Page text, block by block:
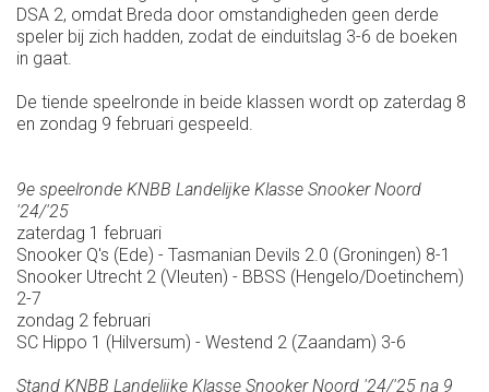
DSA 2, omdat Breda door omstandigheden geen derde
speler bij zich hadden, zodat de einduitslag 3-6 de boeken
in gaat.
De tiende speelronde in beide klassen wordt op zaterdag 8
en zondag 9 februari gespeeld.
9e speelronde KNBB Landelijke Klasse Snooker Noord
'24/'25
zaterdag 1 februari
Snooker Q's (Ede) - Tasmanian Devils 2.0 (Groningen) 8-1
Snooker Utrecht 2 (Vleuten) - BBSS (Hengelo/Doetinchem)
2-7
zondag 2 februari
SC Hippo 1 (Hilversum) - Westend 2 (Zaandam) 3-6
Stand KNBB Landelijke Klasse Snooker Noord '24/'25 na 9